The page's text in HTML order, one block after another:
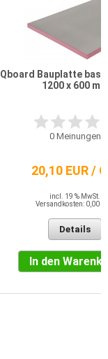
Qboard Bauplatte
1200 x 600 mm
0Meinungen
20,10 EUR /
incl. 19 % MwSt.
Versandkosten: 0,00
Details
In den